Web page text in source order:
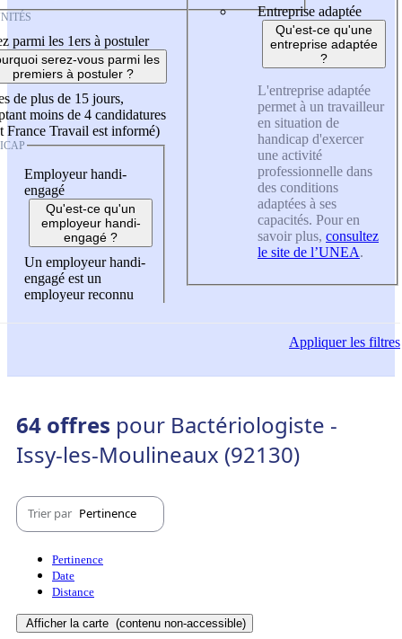
parmi les 1ers à postuler
serez-vous parmi les
premiers à postuler ?
de plus de 15 jours,
moins de 4 candidatures
France Travail est informé)
Employeur handi-
engagé
Qu'est-ce qu'un
employeur handi-
engagé ?
Un employeur handi-
engagé est un
employeur reconnu
Entreprise adaptée
Qu'est-ce qu'une
entreprise adaptée
?
L'entreprise adaptée
permet à un travailleur
en situation de
handicap d'exercer
une activité
professionnelle dans
des conditions
adaptées à ses
capacités. Pour en
savoir plus, consultez
le site de l’UNEA.
Appliquerles filtres
64 offres pour Bactériologiste -
Issy-les-Moulineaux (92130)
Trier par Pertinence
Pertinence
Date
Distance
Afficher la carte (contenu non-accessible)